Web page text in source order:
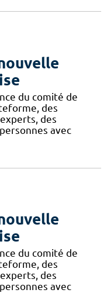
du comité de
des
des
avec
du comité de
des
des
avec